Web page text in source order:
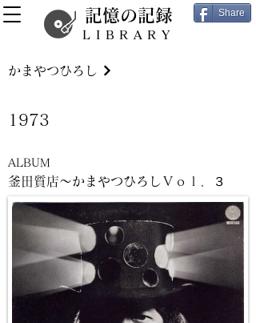
記憶の記録
LIBRARY
Share
釜田質店～かまやつひろしＶｏｌ．３
かまやつひろし
1973
ALBUM